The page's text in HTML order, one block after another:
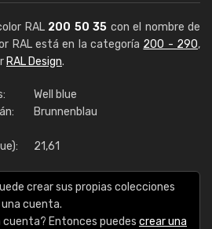
RAL 200 50 35 con el nombre de
RAL está en la categoría 200 - 290,
RAL Design.
Well blue
Brunnenblau
21,61
crear sus propias colecciones
una cuenta.
cuenta? Entonces puedes crear una